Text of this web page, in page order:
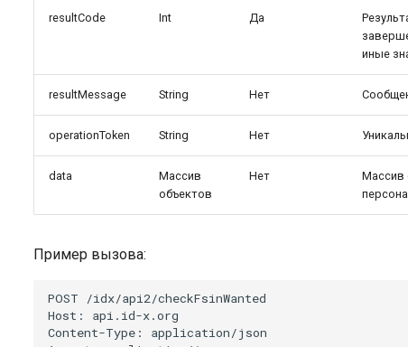
resultCode Int Да
иные
resultMessage String Нет
operationToken String Нет
data
Массив
объектов
Нет
Массив
Пример вызова:
POST /idx/api2/checkFsinWanted
Host: api.id-x.org
Content-Type: application/json